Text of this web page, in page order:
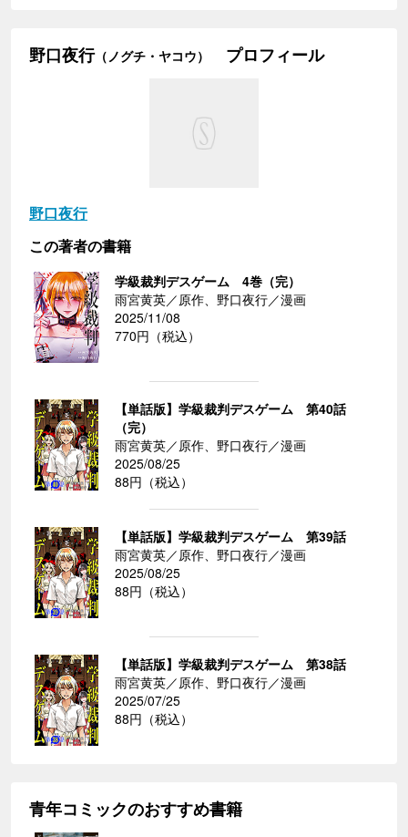
野口夜行（ノグチ・ヤコウ） プロフィール
野口夜行
この著者の書籍
学級裁判デスゲーム 4巻（完）
雨宮黄英／原作、野口夜行／漫画
2025/11/08
770円（税込）
【単話版】学級裁判デスゲーム 第40話
（完）
雨宮黄英／原作、野口夜行／漫画
2025/08/25
88円（税込）
【単話版】学級裁判デスゲーム 第39話
雨宮黄英／原作、野口夜行／漫画
2025/08/25
88円（税込）
【単話版】学級裁判デスゲーム 第38話
雨宮黄英／原作、野口夜行／漫画
2025/07/25
88円（税込）
青年コミックのおすすめ書籍